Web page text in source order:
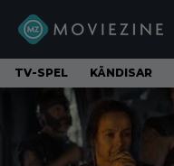
TV-SPEL KÄNDISAR